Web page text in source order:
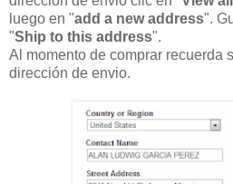
luego en "add a new address".
"Ship to this address".
Al momento de comprar recuerda
dirección de envio.